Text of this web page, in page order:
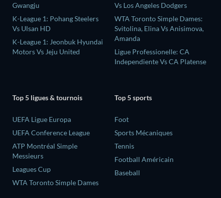
Gwangju
K-League 1: Pohang Steelers
Vs Ulsan HD
K-League 1: Jeonbuk Hyundai
Motors Vs Jeju United
Vs Los Angeles Dodgers
WTA Toronto Simple Dames:
Svitolina, Elina Vs Anisimova,
Amanda
Ligue Professionelle: CA
Independiente Vs CA Platense
Top 5 ligues & tournois
UEFA Ligue Europa
UEFA Conference League
ATP Montréal Simple
Messieurs
Leagues Cup
WTA Toronto Simple Dames
Top 5 sports
Foot
Sports Mécaniques
Tennis
Football Américain
Baseball